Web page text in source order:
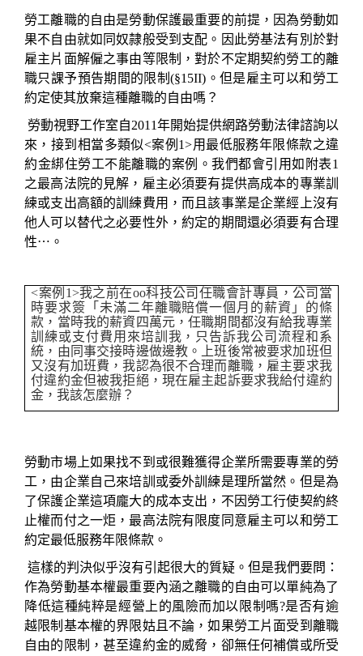
勞工離職的自由是勞動保護最重要的前提，因為勞動如
果不自由就如同奴隷般受到支配。因此勞基法有別於對
雇主片面解僱之事由等限制，對於不定期契約勞工的離
職只課予預告期間的限制(§15II) 。但是雇主可以和勞工
約定使其放棄這種離職的自由嗎？
勞動視野工作室自2011年開始提供網路勞動法律諮詢以
來，接到相當多類似<案例 1>用最低服務年限條款之違
約金綁住勞工不能離職的案例。我們都會引用如附表1
之最高法院的見解，雇主必須要有提供高成本的專業訓
練或支出高額的訓練費用，而且該事業是企業經上沒有
他人可以替代之必要性外，約定的期間還必須要有合理
性⋯ 。
<案例 1>我之前在oo科技公司任職會計專員，公司當
時要求簽「未滿二年離職賠償一個月的薪資」的條
款，當時我的薪資四萬元，任職期間都沒有給我專業
訓練或支付費用來培訓我，只告訴我公司流程和系
統，由同事交接時邊做邊教。上班後常被要求加班但
又沒有加班費，我認為很不合理而離職，雇主要求我
付違約金但被我拒絕，現在雇主起訴要求我給付違約
金，我該怎麼辦？
勞動市場上如果找不到或很難獲得企業所需要專業的勞
工，由企業自己來培訓或委外訓練是理所當然。但是為
了保護企業這項龐大的成本支出，不因勞工行使契約終
止權而付之一炬，最高法院有限度同意雇主可以和勞工
約定最低服務年限條款。
這樣的判決似乎沒有引起很大的質疑。但是我們要問：
作為勞動基本權最重要內涵之離職的自由可以單純為了
降低這種純粹是經營上的風險而加以限制嗎?是否有逾
越限制基本權的界限姑且不論，如果勞工片面受到離職
自由的限制，甚至違約金的威脅，卻無任何補償或所受